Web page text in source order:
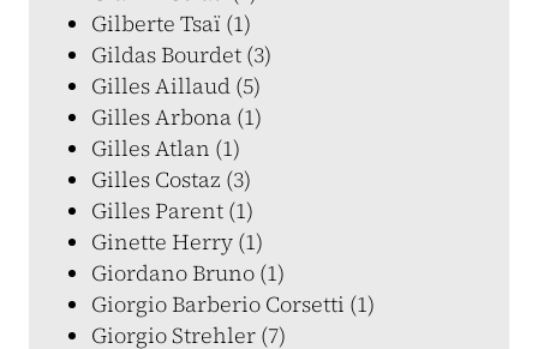
Gilberte Tsaï (1)
Gildas Bourdet (3)
Gilles Aillaud (5)
Gilles Arbona (1)
Gilles Atlan (1)
Gilles Costaz (3)
Gilles Parent (1)
Ginette Herry (1)
Giordano Bruno (1)
Giorgio Barberio Corsetti (1)
Giorgio Strehler (7)